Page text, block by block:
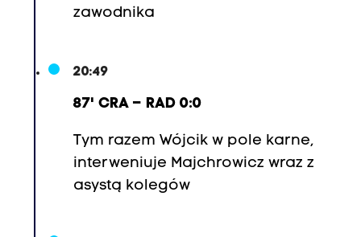
zawodnika
20:49
87' CRA – RAD 0:0
Tym razem Wójcik w pole karne,
interweniuje Majchrowicz wraz z
asystą kolegów